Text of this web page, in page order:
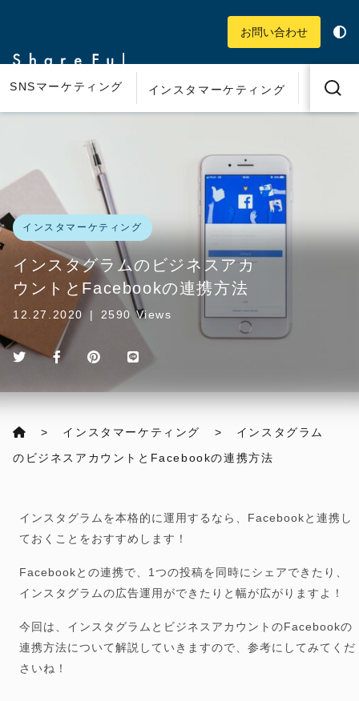
お問い合わせ
SNSマーケティング インスタマーケティング インス
インスタマーケティング
インスタグラムのビジネスアカ
ウントとFacebookの連携方法
12.27.2020 | 2590 Views
インスタマーケティング
インスタグラム
のビジネスアカウントとFacebookの連携方法
インスタグラムを本格的に運用するなら、Facebookと連携し
ておくことをおすすめします！
Facebookとの連携で、1つの投稿を同時にシェアできたり、
インスタグラムの広告運用ができたりと幅が広がりますよ！
今回は、 インスタグラムとビジネスアカウントのFacebookの
連携方法について解説 していきますので、参考にしてみてくだ
さいね！